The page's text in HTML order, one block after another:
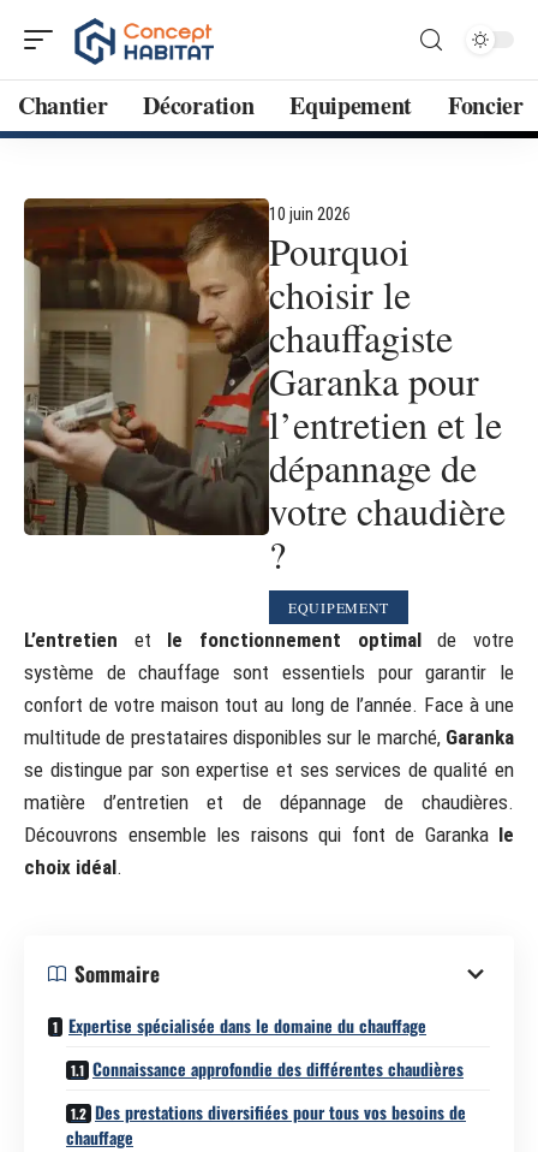
Chantier Décoration Equipement Foncier
10 juin 2026
Pourquoi
choisir le
chauffagiste
Garanka pour
l’entretien et le
dépannage de
votre chaudière
?
EQUIPEMENT
L’entretien et le fonctionnement optimalde votre
système de chauffage sont essentiels pour garantir le
confort de votre maison tout au long de l’année. Face à une
multitude de prestataires disponibles sur le marché, Garanka
se distingue par son expertise et ses services de qualité en
matière d’entretien et de dépannage de chaudières.
Découvrons ensemble les raisons qui font de Garanka le
choix idéal.
Sommaire
Expertise spécialisée dans le domaine du chauffage
Connaissance approfondie des différentes chaudières
Des prestations diversifiées pour tous vos besoins de
chauffage